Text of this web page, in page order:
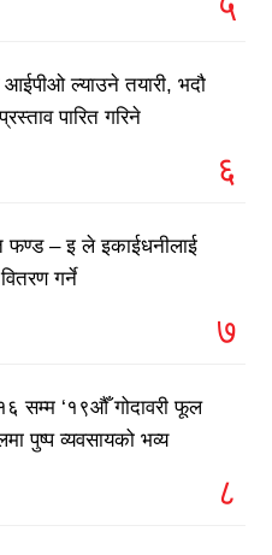
आईपीओ ल्याउने तयारी, भदौ
पारित गरिने
६
फण्ड – इ ले इकाईधनीलाई
गर्ने
७
सम्म ‘१९औँ गोदावरी फूल
पुष्प व्यवसायको भव्य
८